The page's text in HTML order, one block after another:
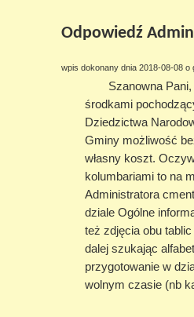
Odpowiedź
wpis dokonany dnia 2018-08-08 o
Szanowna
środkami
Dziedzictwa
Gminy możliwość
własny koszt.
kolumbariami to na
Administratora
dziale Ogólne
też zdjęcia obu
dalej szukając
przygotowanie w
wolnym czasie (nb